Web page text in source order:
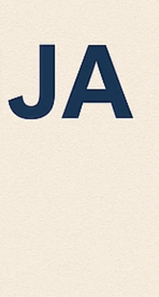
dovoljno procijeniti samo stadij tumora,
ulogu ima Child-Pugh skor, jednostavna, ali
izuzetno važna klinička ljestvica koja
u određivanju prognoze i donošenju
terapijskih odluka.